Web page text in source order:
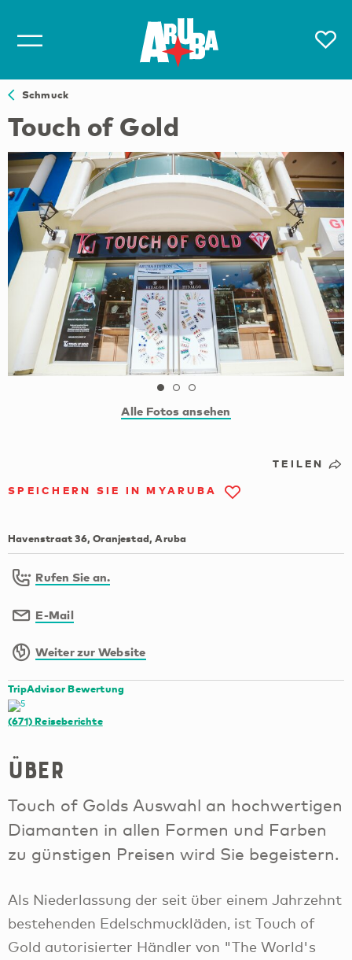
Schmuck
Touch of Gold
Alle Fotos ansehen
TEILEN
SPEICHERN SIE IN MYARUBA
Havenstraat 36, Oranjestad, Aruba
Rufen Sie an.
E-Mail
Weiter zur Website
TripAdvisor Bewertung
(671)Reiseberichte
Über
Touch of Golds Auswahl an hochwertigen
Diamanten in allen Formen und Farben
zu günstigen Preisen wird Sie begeistern.
Als Niederlassung der seit über einem Jahrzehnt
bestehenden Edelschmuckläden, ist Touch of
Gold autorisierter Händler von "The World's